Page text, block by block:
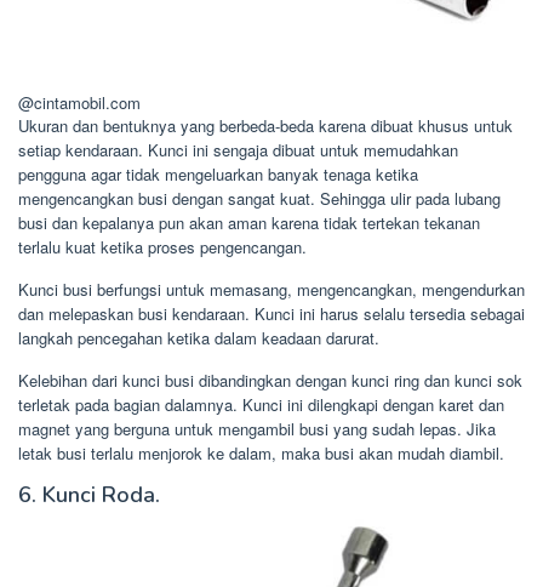
@cintamobil.com
Ukuran dan bentuknya yang berbeda-beda karena dibuat khusus untuk
setiap kendaraan. Kunci ini sengaja dibuat untuk memudahkan
pengguna agar tidak mengeluarkan banyak tenaga ketika
mengencangkan busi dengan sangat kuat. Sehingga ulir pada lubang
busi dan kepalanya pun akan aman karena tidak tertekan tekanan
terlalu kuat ketika proses pengencangan.
Kunci busi berfungsi untuk memasang, mengencangkan, mengendurkan
dan melepaskan busi kendaraan. Kunci ini harus selalu tersedia sebagai
langkah pencegahan ketika dalam keadaan darurat.
Kelebihan dari kunci busi dibandingkan dengan kunci ring dan kunci sok
terletak pada bagian dalamnya. Kunci ini dilengkapi dengan karet dan
magnet yang berguna untuk mengambil busi yang sudah lepas. Jika
letak busi terlalu menjorok ke dalam, maka busi akan mudah diambil.
6. Kunci Roda.